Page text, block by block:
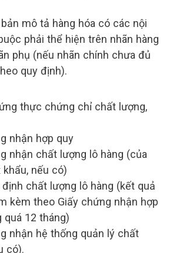
mô tả hàng hóa có các nội
phải thể hiện trên nhãn hàng
phụ (nếu nhãn chính chưa đủ
quy định).
thực chứng chỉ chất lượng,
nhận hợp quy
nhận chất lượng lô hàng (của
nếu có)
định chất lượng lô hàng (kết quả
kèm theo Giấy chứng nhận hợp
quá 12 tháng)
nhận hệ thống quản lý chất
có).